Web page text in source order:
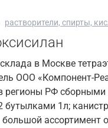
растворители, спирты,
в Москве
ООО «Компонент-
регионы РФ сборными
бутылками 1л;
ассортимент